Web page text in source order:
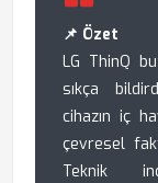
📌 Özet
LG ThinQ
sıkça
cihazın iç
çevresel
Teknik